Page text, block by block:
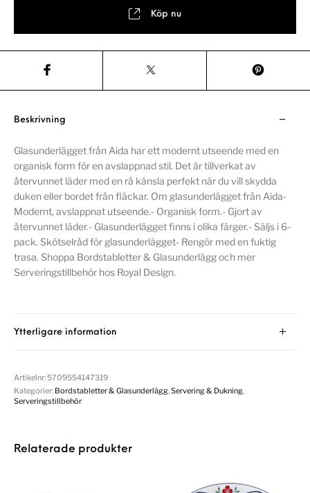
Köp nu
Beskrivning
Glasunderlägget från Aida har ett modernt utseende med en
organisk form för en avslappnad stil. Det är tillverkat av
återvunnet läder med en rå känsla perfekt när du vill skydda
duken eller bordet från fläckar. Om glasunderlägget från Aida-
Modernt, avslappnat utseende.- Organisk form.- Gjort av
återvunnet läder.- Glasunderlägget finns i olika färger.- Säljs i 6-
pack. Skötselråd för glasunderlägget- Rengör med en fuktig
trasa. Shoppa Bordstabletter & Glasunderlägg och mer
Serveringstillbehör hos Royal Design.
Ytterligare information
Artikelnr: 5709554147319
Kategorier: Bordstabletter & Glasunderlägg ,Servering & Dukning
Serveringstillbehör
Relaterade produkter